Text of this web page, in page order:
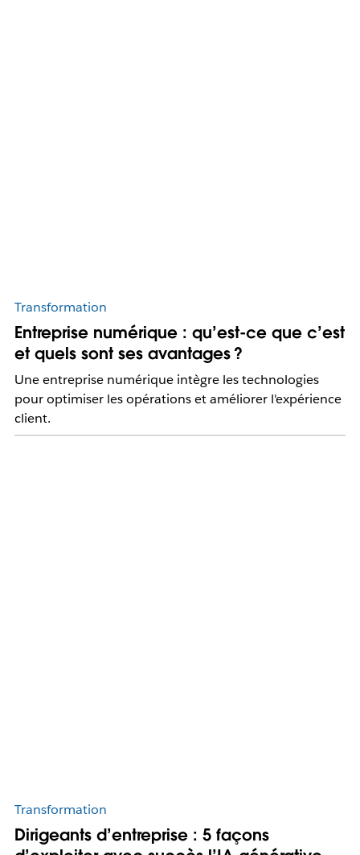
Transformation
Entreprise numérique : qu’est-ce que c’est
et quels sont ses avantages ?
Une entreprise numérique intègre les technologies
pour optimiser les opérations et améliorer l'expérience
client.
Transformation
Dirigeants d’entreprise : 5 façons